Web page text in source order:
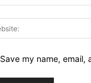
Save my name,